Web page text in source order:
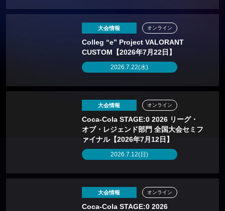
大会情報
Colleg “e” Project VALORANT
CUSTOM【2026年7月22日】
2026.7.22(水)
オンライン
大会情報
Coca-Cola STAGE:0 2026 リーグ・
オブ・レジェンド部門 全国大会セミフ
ァイナル【2026年7月12日】
2026.7.12(日)
オンライン
大会情報
Coca-Cola STAGE:0 2026
オンライン